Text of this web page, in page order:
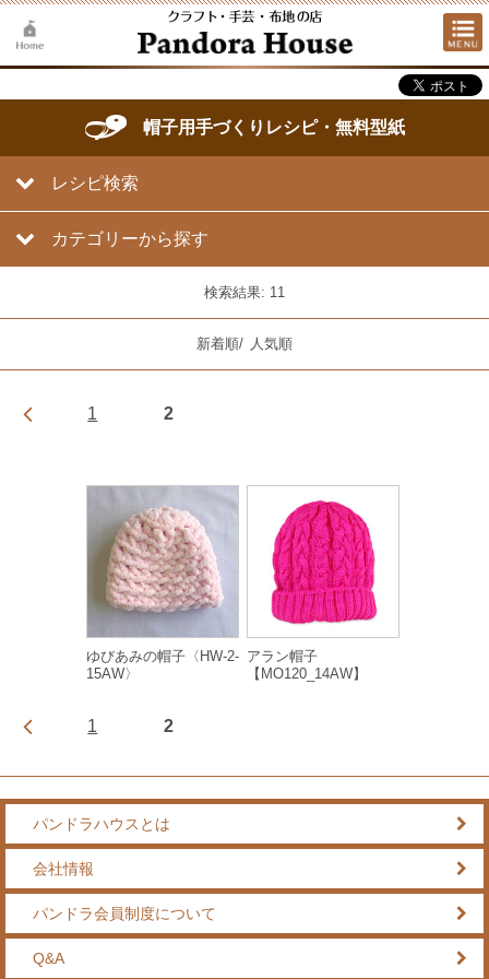
帽子用手づくりレシピ・無料型紙
レシピ検索
カテゴリーから探す
検索結果: 11
新着順/ 人気順
1 2
ゆびあみの帽子〈HW-2-
15AW〉
アラン帽子
【MO120_14AW】
1 2
パンドラハウスとは
会社情報
パンドラ会員制度について
Q&A